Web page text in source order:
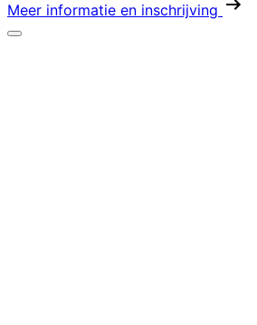
Meer informatie en inschrijving